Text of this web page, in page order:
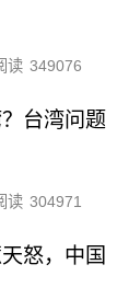
读 349076
台湾问题
读 304971
怒，中国